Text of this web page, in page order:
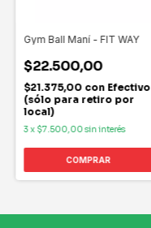
Gym Ball Maní - FIT WAY
$22.500,00
$21.375,00 con Efectivo
(sólo para retiro por
local)
3x $7.500,00sin interés